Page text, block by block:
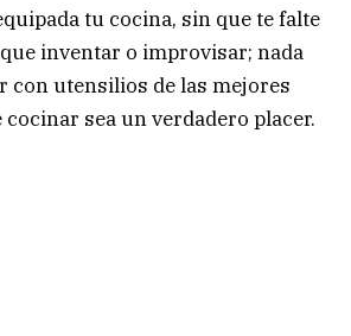
tu cocina, sin que te falte
inventar o improvisar; nada
con utensilios de las mejores
sea un verdadero placer.